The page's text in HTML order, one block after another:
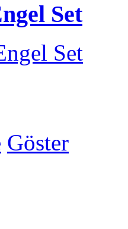
Set
Set
Göster